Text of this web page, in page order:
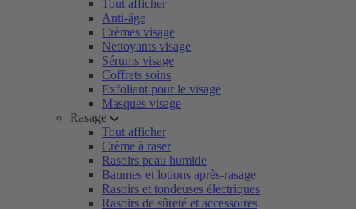
Tout afficher
Anti-âge
Crèmes visage
Nettoyants visage
Sérums visage
Coffrets soins
Exfoliant pour le visage
Masques visage
Rasage
Tout afficher
Crème à raser
Rasoirs peau humide
Baumes et lotions après-rasage
Rasoirs et tondeuses électriques
Rasoirs de sûreté et accessoires